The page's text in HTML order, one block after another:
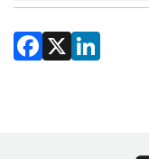
Facebook
X